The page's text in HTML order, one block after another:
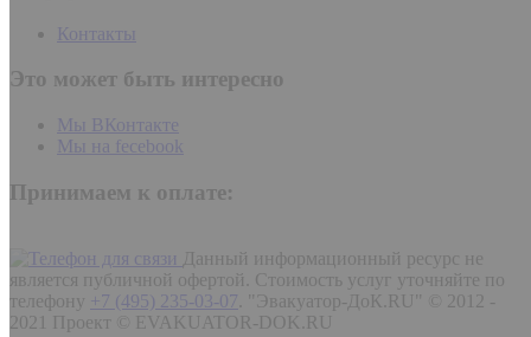
Контакты
Это может быть интересно
Мы ВКонтакте
Мы на fecebook
Принимаем к оплате:
Данный информационный ресурс не
является публичной офертой. Стоимость услуг уточняйте по
телефону
+7 (495) 235-03-07 "Эвакуатор-ДоК.RU" © 2012 -
2021 Проект © EVAKUATOR-DOK.RU